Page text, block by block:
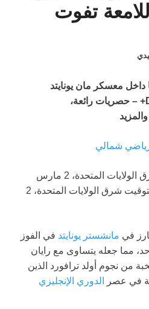
تفوت
داخل معسكر مان يونايتد
مع اشتراك DailyMail+ – حصريات رائعة،
شمالي
12:53 بتوقيت شرق الولايات المتحدة، 2 مارس
14:00 بتوقيت شرق الولايات المتحدة، 2
في مانشستر يونايتد في الفوز
مما جعله يتساوى مع رايان
من نجوم أولد ترافورد الذين
في عصر
الدوري الإنجليزي